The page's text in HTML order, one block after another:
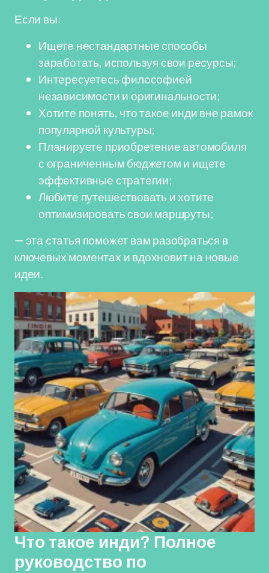
Если вы:
Ищете нестандартные способы
заработать, используя свои ресурсы;
Интересуетесь философией
независимости и оригинальности;
Хотите понять, что такое инди вне рамок
популярной культуры;
Планируете приобретение автомобиля
с ограниченным бюджетом и ищете
эффективные стратегии;
Любите путешествовать и хотите
оптимизировать свои маршруты;
— эта статья поможет вам разобраться в
ключевых моментах и вдохновит на новые
идеи.
Что такое инди? Полное
руководство по